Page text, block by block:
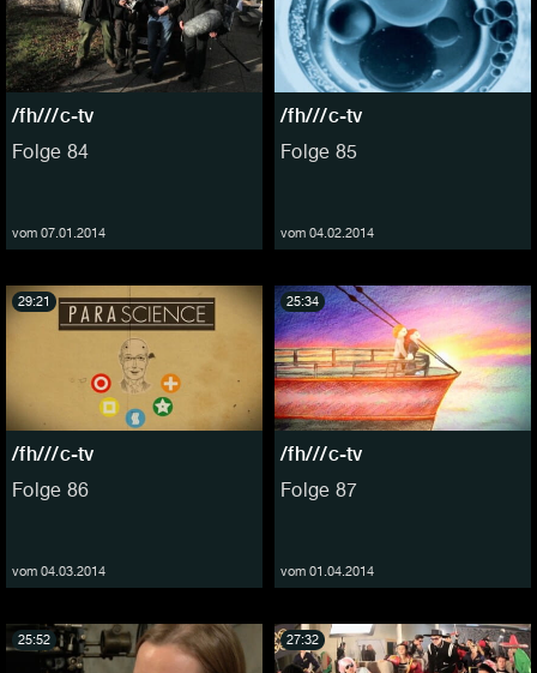
/fh///c-tv
Folge 84
vom 07.01.2014
/fh///c-tv
Folge 85
vom 04.02.2014
/fh///c-tv
Folge 86
vom 04.03.2014
29:21
/fh///c-tv
Folge 87
vom 01.04.2014
25:34
25:52 27:32